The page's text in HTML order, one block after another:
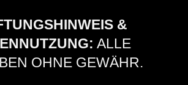
&
ALLE
OHNE GEWÄHR.